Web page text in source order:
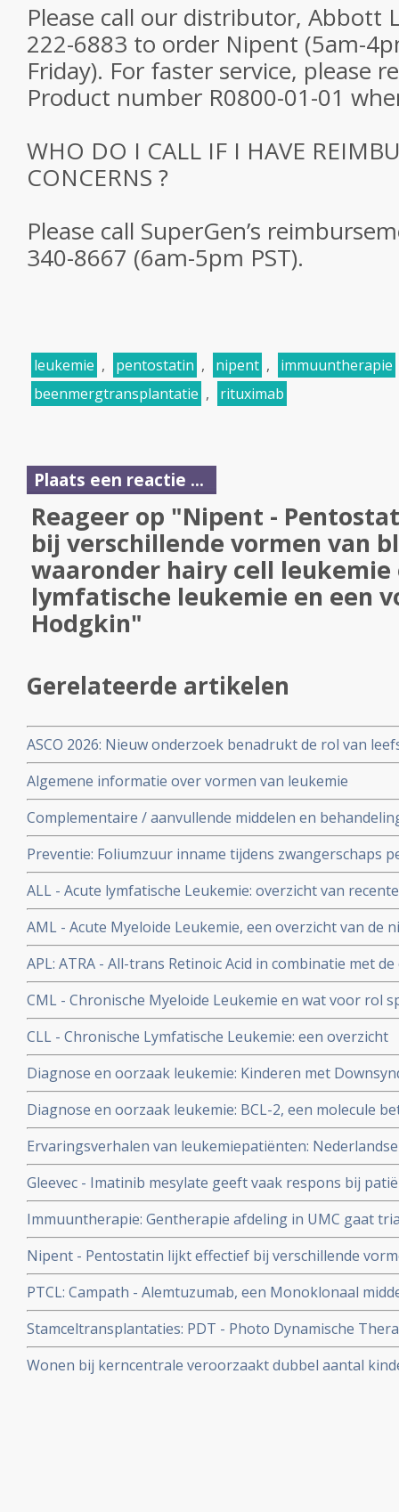
Please call our distributor, Abbott
222-6883 to order Nipent (5am-
Friday). For faster service, please
Product number R0800-01-01
WHO DO I CALL IF I HAVE
CONCERNS ?
Please call SuperGen’s
340-8667 (6am-5pm PST).
leukemie , pentostatin , nipent ,
immuuntherapie
beenmergtransplantatie , rituximab
Plaats een reactie ...
Reageer op "Nipent -
bij verschillende vormen van
waaronder hairy cell leukemie
lymfatische leukemie en een
Hodgkin"
Gerelateerde artikelen
ASCO 2026: Nieuw onderzoek benadrukt de rol van
behandelstrategieën in de kankerzorg.
Algemene informatie over vormen van leukemie
Complementaire / aanvullende middelen en
Preventie: Foliumzuur inname tijdens zwangerschaps
lymfatische leukemie bij kinderen voorkomen
ALL - Acute lymfatische Leukemie: overzicht van
studies
AML - Acute Myeloide Leukemie, een overzicht van de
APL: ATRA - All-trans Retinoic Acid in combinatie met
grote waarde bij kinderen met APL - Acute
complete remissie en 89 procent tien jaars ziektevrije
CML - Chronische Myeloide Leukemie en wat voor rol
daarbij?
CLL - Chronische Lymfatische Leukemie: een overzicht
Diagnose en oorzaak leukemie: Kinderen met
op ontwikkelen van leukemie
Diagnose en oorzaak leukemie: BCL-2, een molecule
zou oorzaak zijn van leukemie, aldus beweren
Ervaringsverhalen van leukemiepatiënten:
van zijn dochter
Gleevec - Imatinib mesylate geeft vaak respons bij
recidiefkansen worden er weinig mee beinvloed. Toch
leukemie. Lees hier uitgebreid rapport over huidige
Immuuntherapie: Gentherapie afdeling in UMC gaat
ingebrachte T-cellen met zelfmoordcommando gen
Nipent - Pentostatin lijkt effectief bij verschillende
waaronder hairy cell leukemie en chronisch
non-Hodgkin
PTCL: Campath - Alemtuzumab, een Monoklonaal
verbeteringen bij bepaalde vorm van leukemie maar
gerelateerd aan Campath..
Stamceltransplantaties: PDT - Photo Dynamische
significant minder bijwerkingen bij
Wonen bij kerncentrale veroorzaakt dubbel aantal